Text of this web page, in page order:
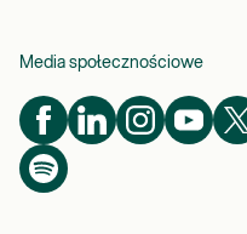
Media społecznościowe